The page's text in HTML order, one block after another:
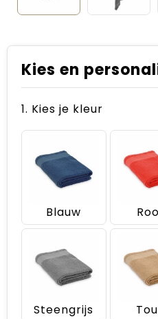
Kies en
1. Kies je kleur
Blauw
Steengrijs